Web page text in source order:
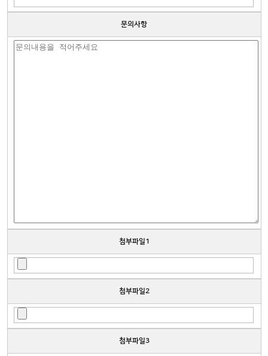
문의사항
첨부파일1
첨부파일2
첨부파일3